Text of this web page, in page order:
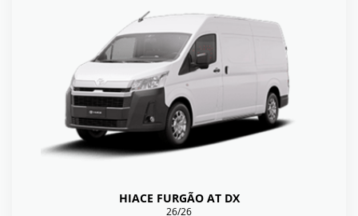
HIACE FURGÃO AT DX
26/26